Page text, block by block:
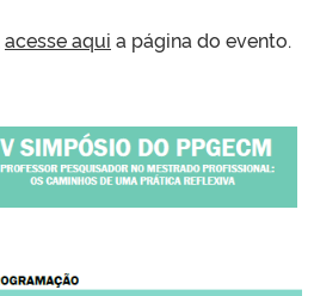
acesse aqui a página do evento.